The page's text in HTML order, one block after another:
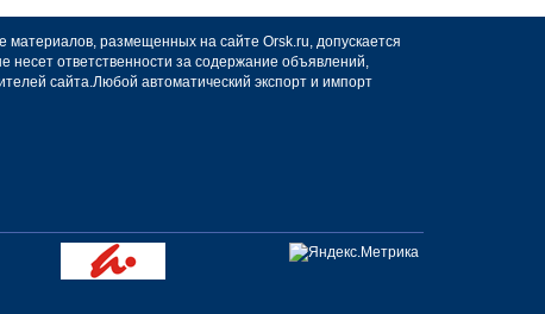
размещенных на сайте Orsk.ru, допускается
несет ответственности за содержание объявлений,
сайта.Любой автоматический экспорт и импорт